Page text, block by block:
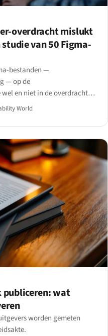
overdracht mislukt
van 50 Figma-
bestanden —
— op de
en niet in de overdracht
World
publiceren: wat
worden gemeten